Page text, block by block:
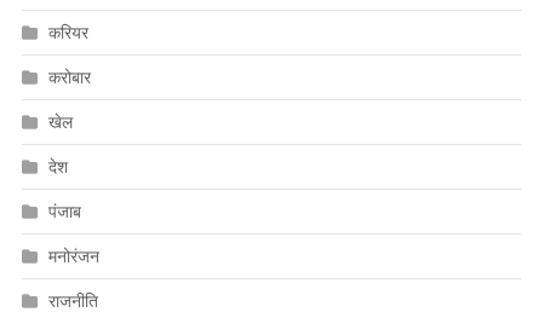
करियर
करोबार
खेल
देश
पंजाब
मनोरंजन
राजनीति